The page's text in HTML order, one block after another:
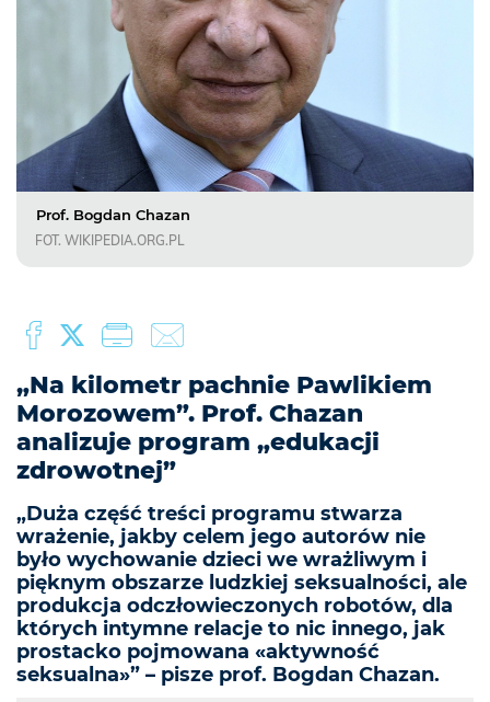
Prof. Bogdan Chazan
FOT. WIKIPEDIA.ORG.PL
„Na kilometr pachnie Pawlikiem
Morozowem”. Prof. Chazan
analizuje program „edukacji
zdrowotnej”
„Duża część treści programu stwarza
wrażenie, jakby celem jego autorów nie
było wychowanie dzieci we wrażliwym i
pięknym obszarze ludzkiej seksualności, ale
produkcja odczłowieczonych robotów, dla
których intymne relacje to nic innego, jak
prostacko pojmowana «aktywność
seksualna»” – pisze prof. Bogdan Chazan.